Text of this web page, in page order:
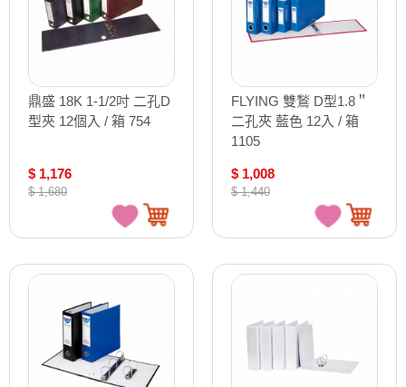
鼎盛 18K 1-1/2吋 二孔D
型夾 12個入 / 箱 754
$ 1,176
$ 1,680
FLYING 雙鶖 D型1.8＂
二孔夾 藍色 12入 / 箱
1105
$ 1,008
$ 1,440